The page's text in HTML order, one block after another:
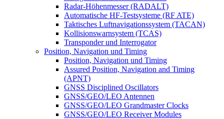
Radar-Höhenmesser (RADALT)
Automatische HF-Testsysteme (RF ATE)
Taktisches Luftnavigationssystem (TACAN)
Kollisionswarnsystem (TCAS)
Transponder und Interrogator
Position, Navigation und Timing
Position, Navigation und Timing
Assured Position, Navigation and Timing
(APNT)
GNSS Disciplined Oscillators
GNSS/GEO/LEO Antennen
GNSS/GEO/LEO Grandmaster Clocks
GNSS/GEO/LEO Receiver Modules